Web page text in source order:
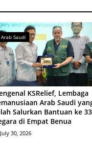
Arab Saudi
KSRelief, Lembaga
Arab Saudi
Salurkan Bantuan ke 33
di Empat Benua
July 30, 2026